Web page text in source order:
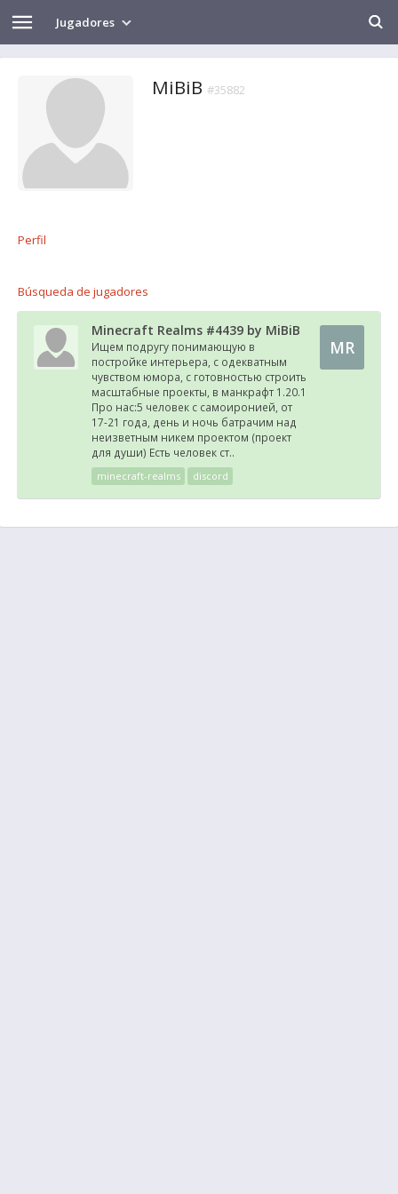
Jugadores
MiBiB #35882
Perfil
Búsqueda de jugadores
Minecraft Realms #4439 by MiBiB
Ищем подругу понимающую в
постройке интерьера, с одекватным
чувством юмора, с готовностью строить
масштабные проекты, в манкрафт 1.20.1
Про нас:5 человек с самоиронией, от
17-21 года, день и ночь батрачим над
неизветным никем проектом (проект
для души) Есть человек ст..
minecraft-realms discord
MR